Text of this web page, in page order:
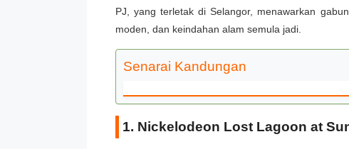
PJ, yang terletak di Selangor, menawarkan
moden, dan keindahan alam semula jadi.
Senarai Kandungan
1. Nickelodeon Lost Lagoon at